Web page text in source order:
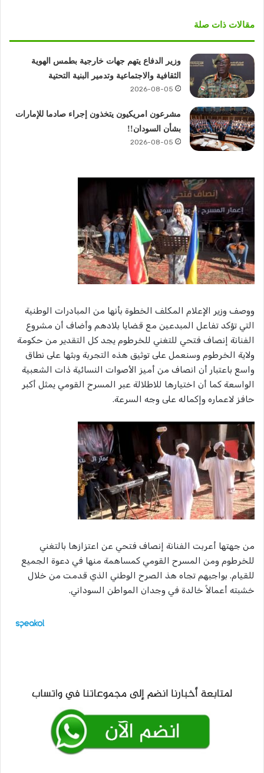
مقالات ذات صلة
وزير الدفاع يتهم جهات خارجية بطمس الهوية
الثقافية والاجتماعية وتدمير البنية التحتية
2026-08-05
مشرعون امريكيون يتخذون إجراء صادما للإمارات
بشأن السودان!!
2026-08-05
ووصف وزير الإعلام المكلف الخطوة بأنها من المبادرات الوطنية
التي تؤكد تفاعل المبدعين مع قضايا بلادهم وأضاف أن مشروع
الفنانة إنصاف فتحي للتغني للخرطوم يجد كل التقدير من حكومة
ولاية الخرطوم وسنعمل على توثيق هذه التجربة وبثها على نطاق
واسع باعتبار أن انصاف من أميز الأصوات النسائية ذات الشعبية
الواسعة كما أن اختيارها للاطلالة عبر المسرح القومي يمثل أكبر
حافز لاعماره وإكماله على وجه السرعة.
من جهتها أعربت الفنانة إنصاف فتحي عن اعتزازها بالتغني
للخرطوم ومن المسرح القومي كمساهمة منها في دعوة الجميع
للقيام. بواجبهم تجاه هذ الصرح الوطني الذي قدمت من خلال
خشبته أعمالاً خالدة في وجدان المواطن السوداني.